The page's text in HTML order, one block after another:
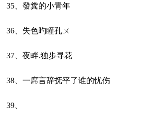
35、發糞的小青年
36、失色旳瞳孔ㄨ
37、夜畔.独步寻花
38、一席言辞抚平了谁的忧伤
39、